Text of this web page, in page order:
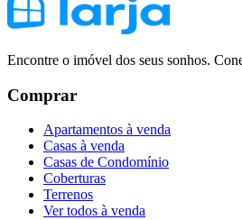
Encontre o imóvel dos seus sonhos.
Comprar
Apartamentos à venda
Casas à venda
Casas de Condomínio
Coberturas
Terrenos
Ver todos à venda